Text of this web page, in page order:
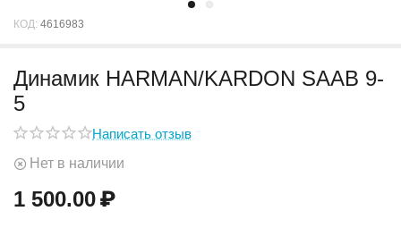
КОД: 4616983
Динамик HARMAN/KARDON SAAB 9-
5
Написать отзыв
Нет в наличии
1 500.00₽